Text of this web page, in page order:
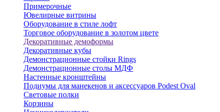
Примерочные
Ювелирные витрины
Оборудование в стиле лофт
Торговое оборудование в золотом цвете
Декоративные демоформы
Декоративные кубы
Демонстрационные стойки Rings
Демонстрационные столы МДФ
Настенные кронштейны
Подиумы для манекенов и аксессуаров Podest Oval
Световые полки
Корзины